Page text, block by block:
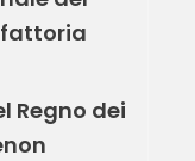
fattoria
Regno dei